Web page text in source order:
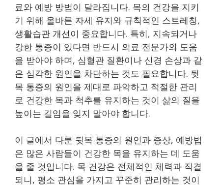
료와 예방 방법이 달라집니다. 목의 건강을 지키
기 위해 올바른 자세 유지와 규칙적인 스트레칭,
생활습관 개선이 중요합니다. 특히, 지속되거나
강한 통증이 있다면 반드시 의료 전문가의 도움
을 받아야 하며, 심혈관 질환이나 신경 손상과 같
은 심각한 원인을 차단하는 것도 필요합니다. 뒷
목 통증의 원인을 제대로 파악하고 적절한 관리
로 건강한 목과 척추를 유지하는 것이 삶의 질을
높이는 길임을 잊지 말아야 합니다.
이 글에서 다룬 뒷목 통증의 원인과 증상, 예방법
은 많은 사람들이 건강한 목을 유지하는 데 도움
을 줄 것입니다. 목 건강은 전체적인 체력과 직결
되니, 평소 관심을 가지고 꾸준히 관리하는 것이